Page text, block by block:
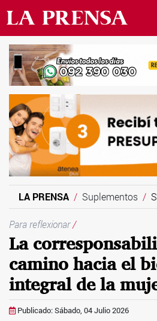
LA PRENSA Suplementos
Para reflexionar/
La
camino hacia el
integral de la
Publicado: Sábado, 04 Julio 2026